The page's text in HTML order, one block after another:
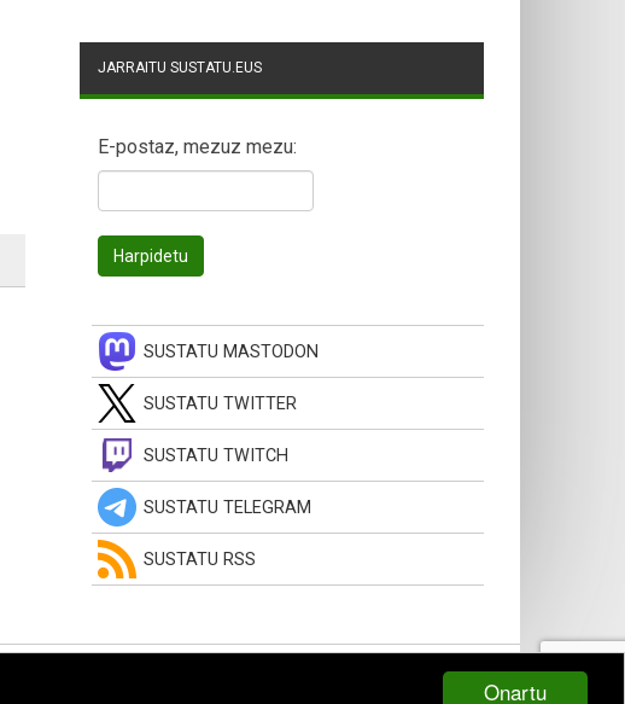
Onartu
JARRAITU SUSTATU.EUS
E-postaz, mezuz mezu:
SUSTATU MASTODON
SUSTATU TWITTER
SUSTATU TWITCH
SUSTATU TELEGRAM
SUSTATU RSS